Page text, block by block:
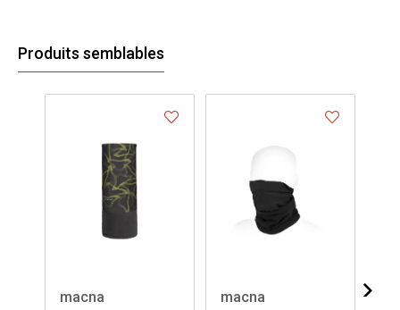
Produits semblables
macna
macna